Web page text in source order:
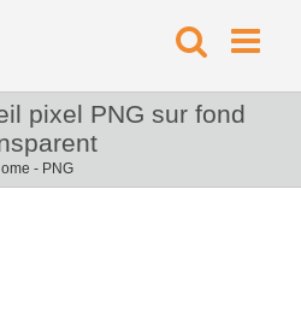
pixel PNG sur fond
- PNG